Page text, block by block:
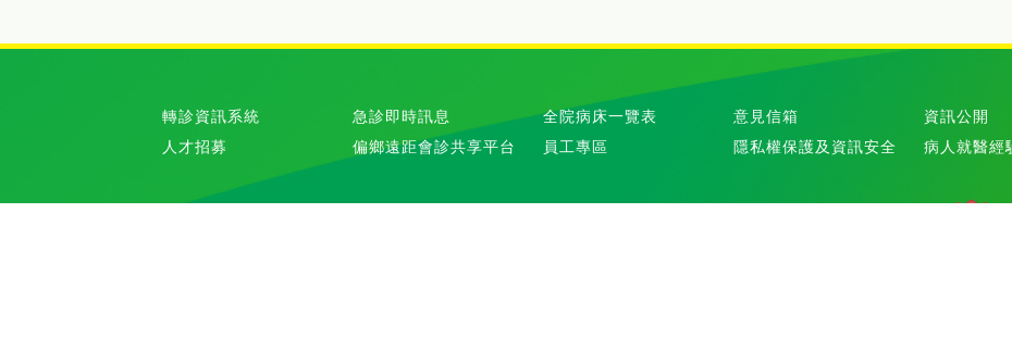
轉診資訊系統 急診即時訊息 全院病床一覽表 意見信箱
資訊公開
人才招募
偏鄉遠距會診共享平台 員工專區 隱私權保護及資訊安全 病人就醫經